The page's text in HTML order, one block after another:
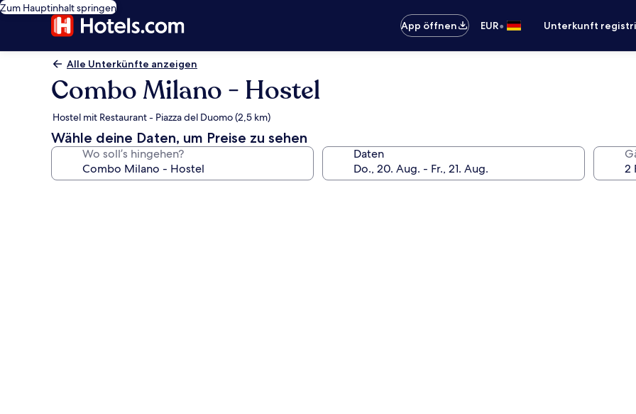
Zum Hauptinhalt springen
App öffnen
EUR• Unterkunft
Alle Unterkünfte anzeigen
Combo Milano - Hostel
Hostel mit Restaurant - Piazza del Duomo (2,5 km)
Wähle deine Daten, um Preise zu sehen
Wo soll’s hingehen? Daten